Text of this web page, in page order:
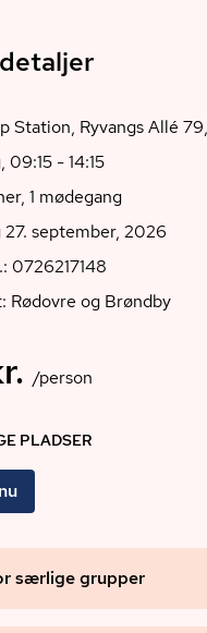
09:15 - 14:15
1 mødegang
27. september, 2026
0726217148
Rødovre og Brøndby
/person
PLADSER
særlige grupper